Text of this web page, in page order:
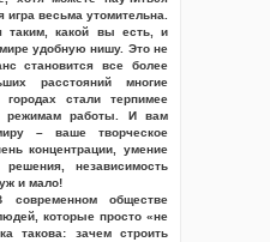
игра весьма утомительна.
таким, какой вы есть, и
удобную нишу. Это не
становится все более
расстояний многие
стали терпимее
режимам работы. И вам
– ваше творческое
концентрации, умение
независимость
и мало!
обществе
которые просто «не
такова: зачем строить